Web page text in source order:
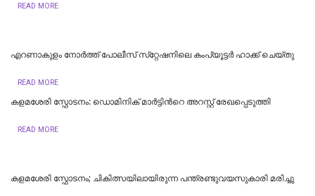
READ MORE
എറണാകുളം നോര്‍ത്ത് പോലീസ് സ്‌റ്റേഷനിലെ കംപ്യൂട്ടര്‍ ഹാക്ക് ചെയ്തു
READ MORE
കളമശേരി സ്ഫോടനം: ഡൊമിനിക് മാർട്ടിന്‍റെ അറസ്റ്റ് രേഖപ്പെടുത്തി
READ MORE
കളമശേരി സ്ഫോടനം; ചികിത്സയിലായിരുന്ന പന്ത്രണ്ടുവയസുകാരി മരിച്ചു